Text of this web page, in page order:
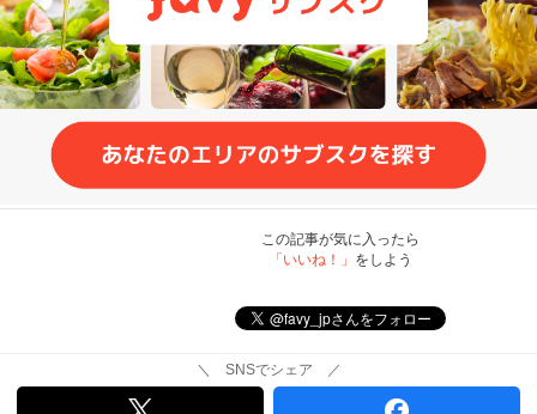
この記事が気に入ったら
「いいね！」 をしよう
＼ SNSでシェア ／